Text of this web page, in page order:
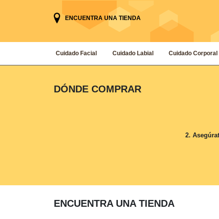
ENCUENTRA UNA TIENDA
Cuidado Facial Cuidado Labial Cuidado Corporal
DÓNDE COMPRAR
2.
ENCUENTRA UNA TIENDA